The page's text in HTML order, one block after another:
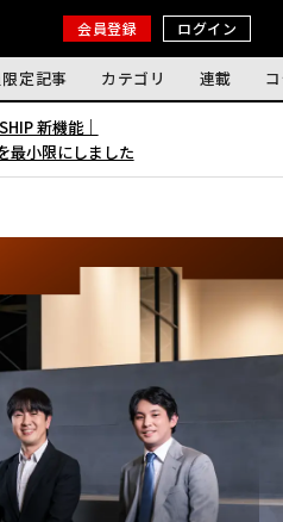
会員登録 ログイン
定記事 カテゴリ 連載
新機能｜
最小限にしました